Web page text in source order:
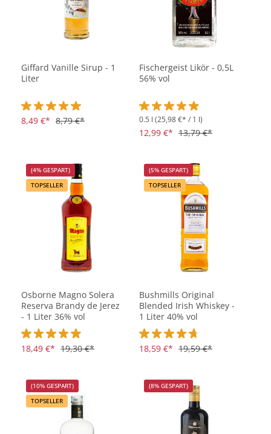
Giffard Vanille Sirup - 1
Liter
Durchschnittliche Bewertung von 5 von 5 Sternen
8,49 €* 8,79 €*
Fischergeist Likör - 0,5L
56% vol
Durchschnittliche Bewertung
0.5 l (25,98 €* / 1 l)
12,99 €* 13,79 €*
(4% GESPART)
TOPSELLER
Osborne Magno Solera
Reserva Brandy de Jerez
- 1 Liter 36% vol
Durchschnittliche Bewertung von 4.8 von 5 Sternen
18,49 €* 19,30 €*
(5% GESPART)
TOPSELLER
Bushmills Original
Blended Irish Whiskey -
1 Liter 40% vol
Durchschnittliche Bewertung
18,59 €* 19,59 €*
(10% GESPART)
TOPSELLER
(8% GESPART)